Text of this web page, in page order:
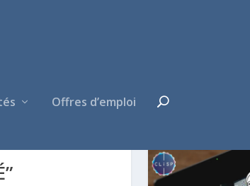
Offres d’emploi